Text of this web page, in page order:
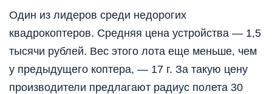
Один из лидеров среди недорогих
квадрокоптеров. Средняя цена устройства — 1,5
тысячи рублей. Вес этого лота еще меньше, чем
у предыдущего коптера, — 17 г. За такую цену
производители предлагают радиус полета 30